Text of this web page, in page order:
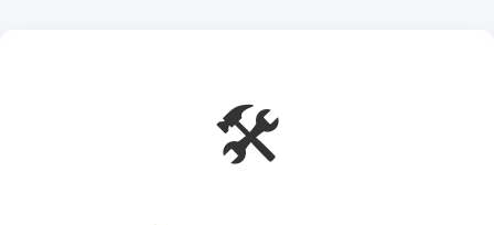
🛠️